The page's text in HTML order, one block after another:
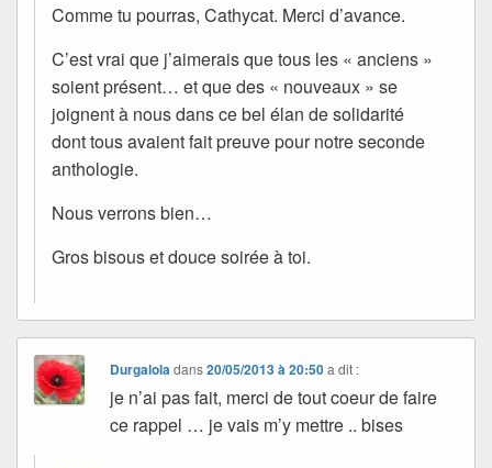
Comme tu pourras, Cathycat. Merci d’avance.
C’est vrai que j’aimerais que tous les « anciens »
soient présent… et que des « nouveaux » se
joignent à nous dans ce bel élan de solidarité
dont tous avaient fait preuve pour notre seconde
anthologie.
Nous verrons bien…
Gros bisous et douce soirée à toi.
Durgalola dans20/05/2013 à 20:50 a dit :
je n’ai pas fait, merci de tout coeur de faire
ce rappel … je vais m’y mettre .. bises